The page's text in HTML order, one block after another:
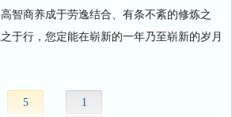
智商养成于劳逸结合、有条不紊的修炼之
于行，您定能在崭新的一年乃至崭新的岁月
5 1